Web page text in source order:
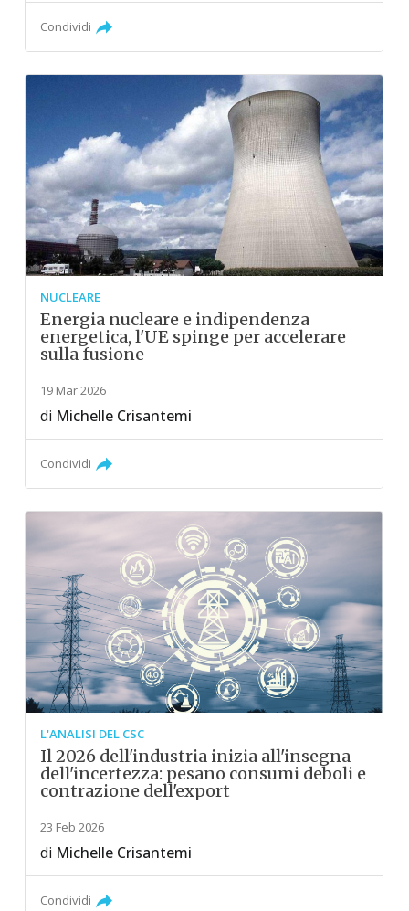
Condividi
NUCLEARE
Energia nucleare e indipendenza
energetica, l'UE spinge per accelerare
sulla fusione
19 Mar 2026
di Michelle Crisantemi
Condividi
L'ANALISI DEL CSC
Il 2026 dell'industria inizia all'insegna
dell'incertezza: pesano consumi deboli e
contrazione dell'export
23 Feb 2026
di Michelle Crisantemi
Condividi